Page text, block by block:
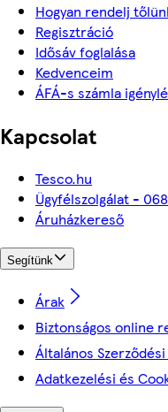
Hogyan rendelj
Regisztráció
Idősáv foglalása
Kedvenceim
ÁFÁ-s számla
Kapcsolat
Tesco.hu
Ügyfélszolgálat -
Áruházkereső
Segítünk
Árak
Biztonságos online
Általános
Adatkezelési és